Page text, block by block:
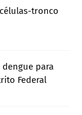
tronco
dengue para
Federal